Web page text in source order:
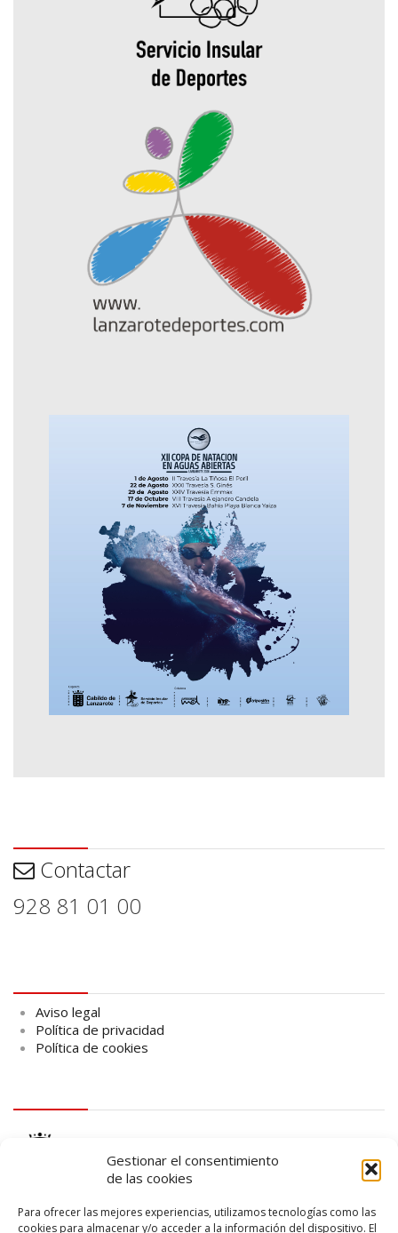
Gestionar el consentimiento
de las cookies
Para ofrecer las mejores experiencias, utilizamos tecnologías como las
cookies para almacenar y/o acceder a la información del dispositivo. El
Contactar
928 81 01 00
Aviso legal
Política de privacidad
Política de cookies